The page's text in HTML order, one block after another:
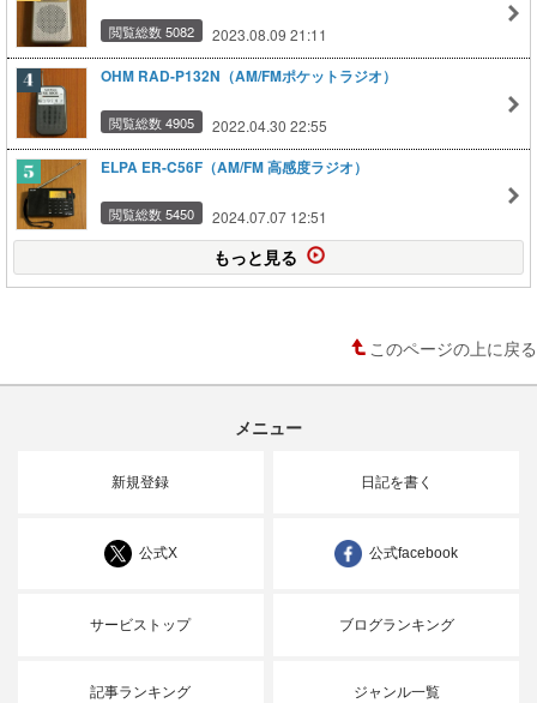
閲覧総数 5082 2023.08.09 21:11
OHM RAD-P132N（AM/FMポケットラジオ）
閲覧総数 4905 2022.04.30 22:55
ELPA ER-C56F（AM/FM 高感度ラジオ）
閲覧総数 5450 2024.07.07 12:51
もっと見る
このページの上に戻る
メニュー
新規登録 日記を書く
公式X 公式facebook
サービストップ ブログランキング
記事ランキング ジャンル一覧